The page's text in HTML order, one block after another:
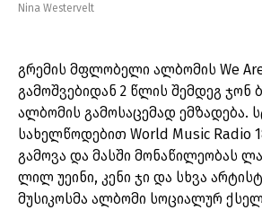
Nina Westervelt
გრემის მფლობელი ალბომის We
გამოშვებიდან 2 წლის შემდეგ ჯონ
ალბომის გამოსაცემად ემზადება.
სახელწოდებით World Music Radio
გამოვა და მასში მონაწილეობას
ლილ უეინი, კენი ჯი და სხვა
მუსიკოსმა ალბომი სოციალურ